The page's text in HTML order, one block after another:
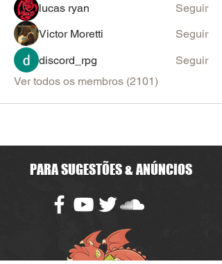
lucas ryan
Seguir
Victor Moretti
Seguir
discord_rpg
Seguir
Ver todos os membros (2101)
PARA SUGESTÕES & ANÚNCIOS